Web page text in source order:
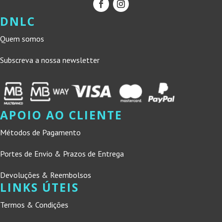
DNLC
Quem somos
Subscreva a nossa newsletter
APOIO AO CLIENTE
Métodos de Pagamento
Portes de Envio & Prazos de Entrega
Devoluções & Reembolsos
LINKS ÚTEIS
Termos & Condições